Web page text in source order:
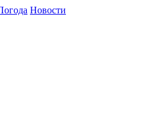
Новости